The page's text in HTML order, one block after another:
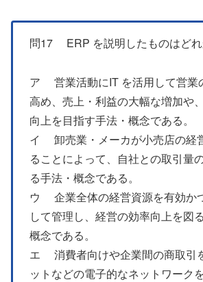
問17 ERP を説明したものはどれ
ア 営業活動にIT を活用して営業
高め、売上・利益の大幅な増加や
向上を目指す手法・概念である。
イ 卸売業・メーカが小売店の経
ることによって、自社との取引量
る手法・概念である。
ウ 企業全体の経営資源を有効か
して管理し、経営の効率向上を図
概念である。
エ 消費者向けや企業間の商取引
ットなどの電子的なネットワーク